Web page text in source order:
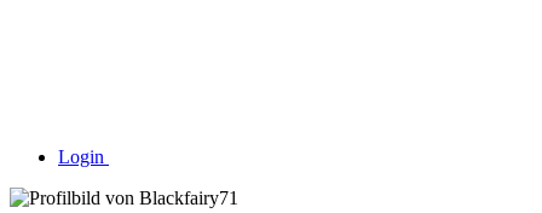
Login